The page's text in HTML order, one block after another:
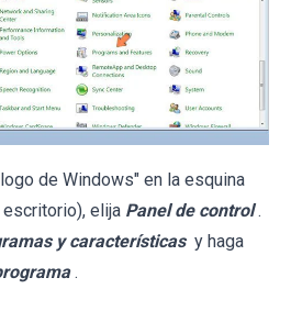
de Windows" en la esquina
elija Panel de control .
y características y haga
.